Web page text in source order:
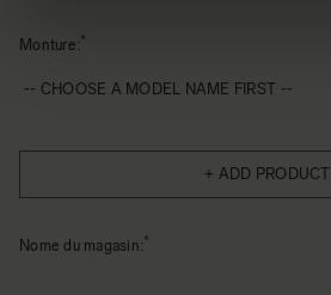
Monture:
+ ADD PRODUCT
Nome du magasin: